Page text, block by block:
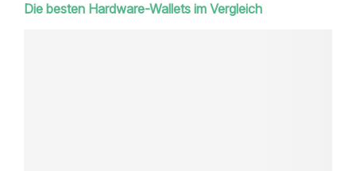
Die besten Hardware-Wallets im Vergleich